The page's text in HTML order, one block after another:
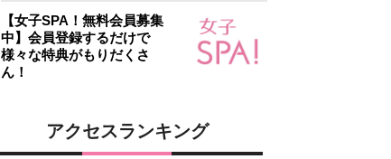
【女子SPA！無料会員募集
中】会員登録するだけで
様々な特典がもりだくさ
ん！
アクセスランキング